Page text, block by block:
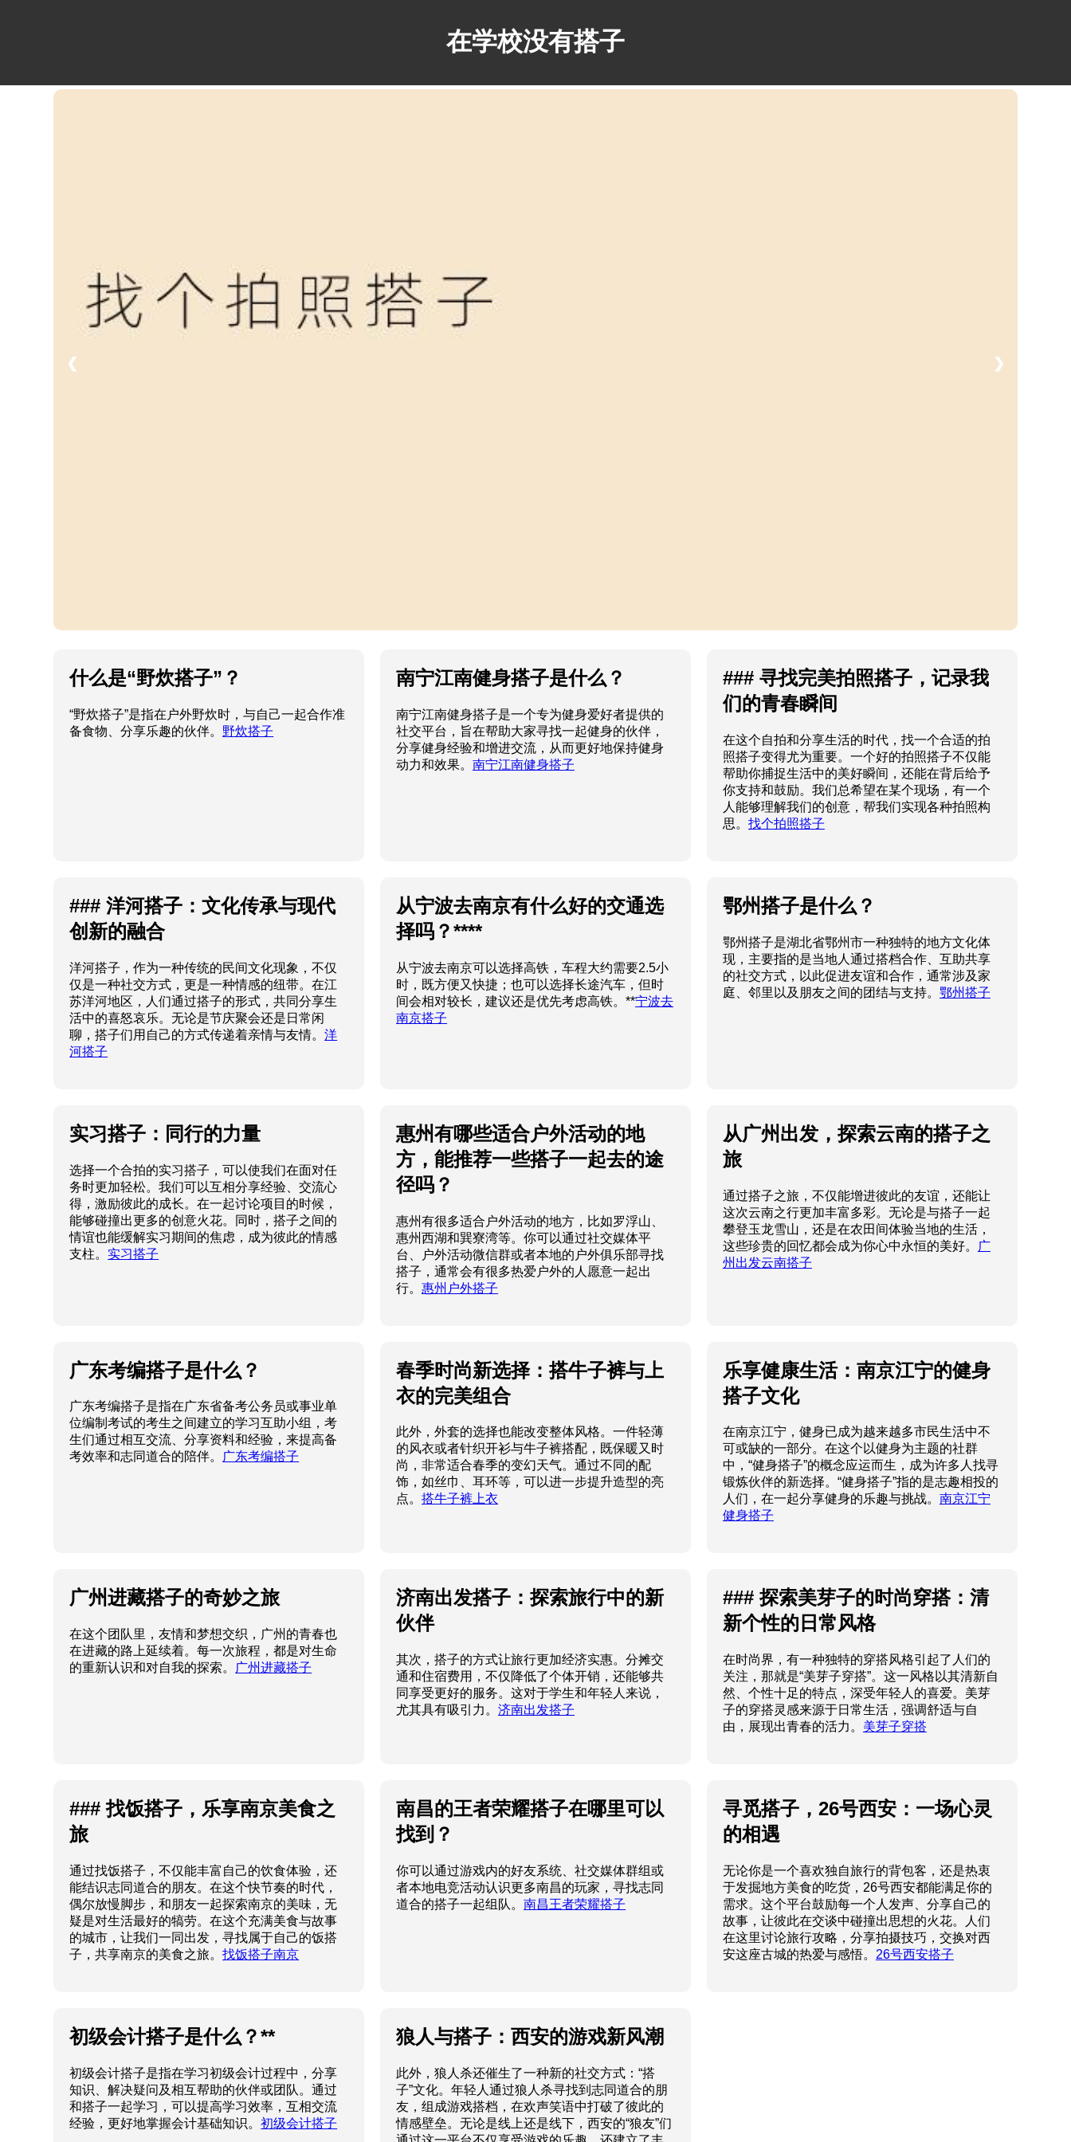
在学校没有搭子
❮ ❯
什么是“野炊搭子”？
“野炊搭子”是指在户外野炊时，与自己一起合作准
备食物、分享乐趣的伙伴。 野炊搭子
南宁江南健身搭子是什么？
南宁江南健身搭子是一个专为健身爱好者提供的
社交平台，旨在帮助大家寻找一起健身的伙伴，
分享健身经验和增进交流，从而更好地保持健身
动力和效果。南宁江南健身搭子
### 寻找完美拍照搭子，记录我
们的青春瞬间
在这个自拍和分享生活的时代，找一个合适的拍
照搭子变得尤为重要。一个好的拍照搭子不仅能
帮助你捕捉生活中的美好瞬间，还能在背后给予
你支持和鼓励。我们总希望在某个现场，有一个
人能够理解我们的创意，帮我们实现各种拍照构
思。 找个拍照搭子
### 洋河搭子：文化传承与现代
创新的融合
洋河搭子，作为一种传统的民间文化现象，不仅
仅是一种社交方式，更是一种情感的纽带。在江
苏洋河地区，人们通过搭子的形式，共同分享生
活中的喜怒哀乐。无论是节庆聚会还是日常闲
聊，搭子们用自己的方式传递着亲情与友情。洋
河搭子
从宁波去南京有什么好的交通选
择吗？****
从宁波去南京可以选择高铁，车程大约需要2.5小
时，既方便又快捷；也可以选择长途汽车，但时
间会相对较长，建议还是优先考虑高铁。**宁波去
南京搭子
鄂州搭子是什么？
鄂州搭子是湖北省鄂州市一种独特的地方文化体
现，主要指的是当地人通过搭档合作、互助共享
的社交方式，以此促进友谊和合作，通常涉及家
庭、邻里以及朋友之间的团结与支持。 鄂州搭子
实习搭子：同行的力量
选择一个合拍的实习搭子，可以使我们在面对任
务时更加轻松。我们可以互相分享经验、交流心
得，激励彼此的成长。在一起讨论项目的时候，
能够碰撞出更多的创意火花。同时，搭子之间的
情谊也能缓解实习期间的焦虑，成为彼此的情感
支柱。 实习搭子
惠州有哪些适合户外活动的地
方，能推荐一些搭子一起去的途
径吗？
惠州有很多适合户外活动的地方，比如罗浮山、
惠州西湖和巽寮湾等。你可以通过社交媒体平
台、户外活动微信群或者本地的户外俱乐部寻找
搭子，通常会有很多热爱户外的人愿意一起出
行。惠州户外搭子
从广州出发，探索云南的搭子之
旅
通过搭子之旅，不仅能增进彼此的友谊，还能让
这次云南之行更加丰富多彩。无论是与搭子一起
攀登玉龙雪山，还是在农田间体验当地的生活，
这些珍贵的回忆都会成为你心中永恒的美好。
广
州出发云南搭子
广东考编搭子是什么？
广东考编搭子是指在广东省备考公务员或事业单
位编制考试的考生之间建立的学习互助小组，考
生们通过相互交流、分享资料和经验，来提高备
考效率和志同道合的陪伴。 广东考编搭子
春季时尚新选择：搭牛子裤与上
衣的完美组合
此外，外套的选择也能改变整体风格。一件轻薄
的风衣或者针织开衫与牛子裤搭配，既保暖又时
尚，非常适合春季的变幻天气。通过不同的配
饰，如丝巾、耳环等，可以进一步提升造型的亮
点。搭牛子裤上衣
乐享健康生活：南京江宁的健身
搭子文化
在南京江宁，健身已成为越来越多市民生活中不
可或缺的一部分。在这个以健身为主题的社群
中，“健身搭子”的概念应运而生，成为许多人找寻
锻炼伙伴的新选择。“健身搭子”指的是志趣相投的
人们，在一起分享健身的乐趣与挑战。 南京江宁
健身搭子
广州进藏搭子的奇妙之旅
在这个团队里，友情和梦想交织，广州的青春也
在进藏的路上延续着。每一次旅程，都是对生命
的重新认识和对自我的探索。
广州进藏搭子
济南出发搭子：探索旅行中的新
伙伴
其次，搭子的方式让旅行更加经济实惠。分摊交
通和住宿费用，不仅降低了个体开销，还能够共
同享受更好的服务。这对于学生和年轻人来说，
尤其具有吸引力。济南出发搭子
### 探索美芽子的时尚穿搭：清
新个性的日常风格
在时尚界，有一种独特的穿搭风格引起了人们的
关注，那就是“美芽子穿搭”。这一风格以其清新自
然、个性十足的特点，深受年轻人的喜爱。美芽
子的穿搭灵感来源于日常生活，强调舒适与自
由，展现出青春的活力。 美芽子穿搭
### 找饭搭子，乐享南京美食之
旅
通过找饭搭子，不仅能丰富自己的饮食体验，还
能结识志同道合的朋友。在这个快节奏的时代，
偶尔放慢脚步，和朋友一起探索南京的美味，无
疑是对生活最好的犒劳。在这个充满美食与故事
的城市，让我们一同出发，寻找属于自己的饭搭
子，共享南京的美食之旅。找饭搭子南京
南昌的王者荣耀搭子在哪里可以
找到？
你可以通过游戏内的好友系统、社交媒体群组或
者本地电竞活动认识更多南昌的玩家，寻找志同
道合的搭子一起组队。南昌王者荣耀搭子
寻觅搭子，26号西安：一场心灵
的相遇
无论你是一个喜欢独自旅行的背包客，还是热衷
于发掘地方美食的吃货，26号西安都能满足你的
需求。这个平台鼓励每一个人发声、分享自己的
故事，让彼此在交谈中碰撞出思想的火花。人们
在这里讨论旅行攻略，分享拍摄技巧，交换对西
安这座古城的热爱与感悟。 26号西安搭子
初级会计搭子是什么？**
初级会计搭子是指在学习初级会计过程中，分享
知识、解决疑问及相互帮助的伙伴或团队。通过
和搭子一起学习，可以提高学习效率，互相交流
经验，更好地掌握会计基础知识。初级会计搭子
狼人与搭子：西安的游戏新风潮
此外，狼人杀还催生了一种新的社交方式：“搭
子”文化。年轻人通过狼人杀寻找到志同道合的朋
友，组成游戏搭档，在欢声笑语中打破了彼此的
情感壁垒。无论是线上还是线下，西安的“狼友”们